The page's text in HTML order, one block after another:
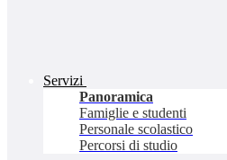
Servizi
Panoramica
Famiglie e studenti
Personale scolastico
Percorsi di studio